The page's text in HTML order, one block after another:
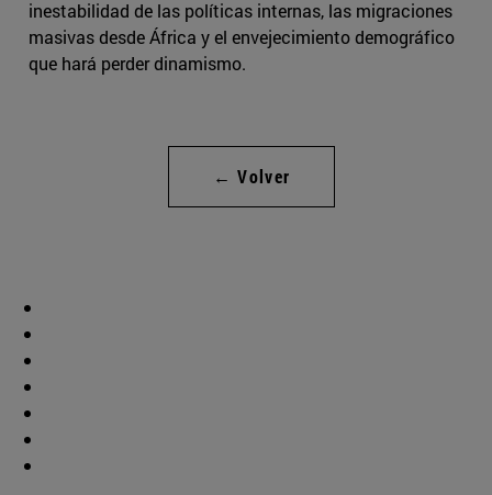
inestabilidad de las políticas internas, las migraciones
masivas desde África y el envejecimiento demográfico
que hará perder dinamismo.
← Volver